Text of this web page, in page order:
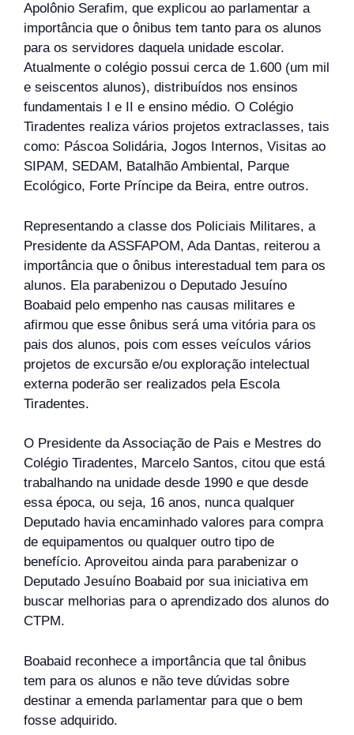
Apolônio Serafim, que explicou ao parlamentar a
importância que o ônibus tem tanto para os alunos
para os servidores daquela unidade escolar.
Atualmente o colégio possui cerca de 1.600 (um mil
e seiscentos alunos), distribuídos nos ensinos
fundamentais I e II e ensino médio. O Colégio
Tiradentes realiza vários projetos extraclasses, tais
como: Páscoa Solidária, Jogos Internos, Visitas ao
SIPAM, SEDAM, Batalhão Ambiental, Parque
Ecológico, Forte Príncipe da Beira, entre outros.
Representando a classe dos Policiais Militares, a
Presidente da ASSFAPOM, Ada Dantas, reiterou a
importância que o ônibus interestadual tem para os
alunos. Ela parabenizou o Deputado Jesuíno
Boabaid pelo empenho nas causas militares e
afirmou que esse ônibus será uma vitória para os
pais dos alunos, pois com esses veículos vários
projetos de excursão e/ou exploração intelectual
externa poderão ser realizados pela Escola
Tiradentes.
O Presidente da Associação de Pais e Mestres do
Colégio Tiradentes, Marcelo Santos, citou que está
trabalhando na unidade desde 1990 e que desde
essa época, ou seja, 16 anos, nunca qualquer
Deputado havia encaminhado valores para compra
de equipamentos ou qualquer outro tipo de
benefício. Aproveitou ainda para parabenizar o
Deputado Jesuíno Boabaid por sua iniciativa em
buscar melhorias para o aprendizado dos alunos do
CTPM.
Boabaid reconhece a importância que tal ônibus
tem para os alunos e não teve dúvidas sobre
destinar a emenda parlamentar para que o bem
fosse adquirido.